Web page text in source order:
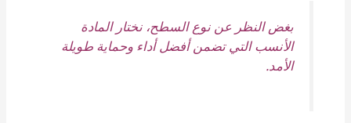
بغض النظر عن نوع السطح، نختار المادة
الأنسب التي تضمن أفضل أداء وحماية طويلة
الأمد.